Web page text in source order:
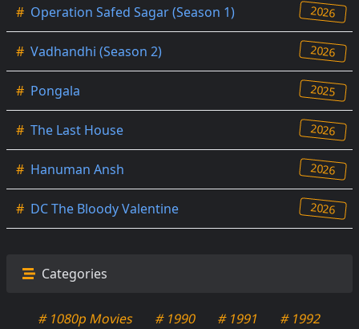
# Operation Safed Sagar (Season 1) 2026
# Vadhandhi (Season 2) 2026
# Pongala 2025
# The Last House 2026
# Hanuman Ansh 2026
# DC The Bloody Valentine 2026
Categories
# 1080p Movies # 1990 # 1991
# 1992